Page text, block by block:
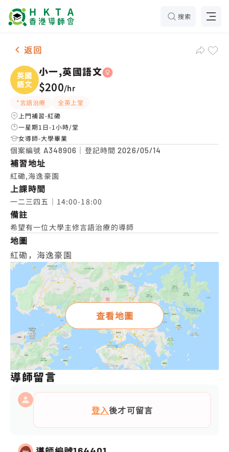
搜索
女-1名 小一,英國語文，紅磡 補習推介
返回
英國
語文
小一,英國語文
$200/hr
*言語治療
全英上堂
上門補習-紅磡
一星期1日-1小時/堂
女導師-大學畢業
個案編號 A348906 ｜登記時間2026/05/14
補習地址
紅磡,海逸豪園
上課時間
一二三四五｜14:00-18:00
備註
希望有一位大學主修言語治療的導師
地圖
紅磡，海逸豪園
查看地圖
導師留言
登入後才可留言